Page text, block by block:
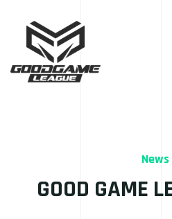
News
GOOD GAME